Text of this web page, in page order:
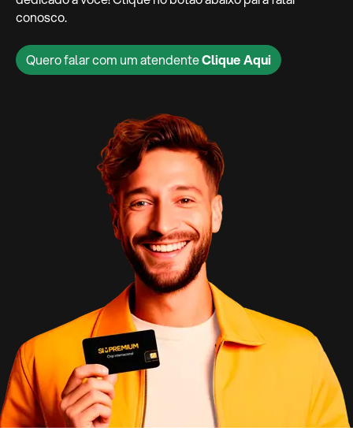
conosco.
Quero falar com um atendenteClique Aqui